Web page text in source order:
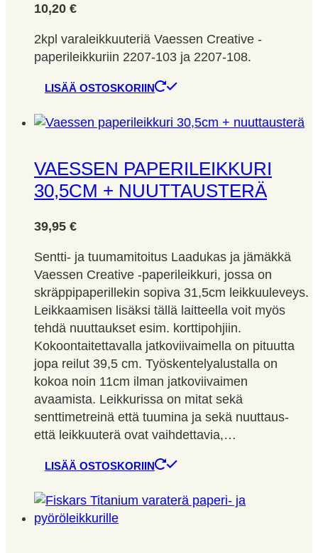
10,20 €
2kpl varaleikkuuteriä Vaessen Creative -
paperileikkuriin 2207-103 ja 2207-108.
LISÄÄ OSTOSKORIIN
VAESSEN PAPERILEIKKURI
30,5CM + NUUTTAUSTERÄ
39,95 €
Sentti- ja tuumamitoitus Laadukas ja jämäkkä
Vaessen Creative -paperileikkuri, jossa on
skräppipaperillekin sopiva 31,5cm leikkuuleveys.
Leikkaamisen lisäksi tällä laitteella voit myös
tehdä nuuttaukset esim. korttipohjiin.
Kokoontaitettavalla jatkoviivaimella on pituutta
jopa reilut 39,5 cm. Työskentelyalustalla on
kokoa noin 11cm ilman jatkoviivaimen
avaamista. Leikkurissa on mitat sekä
senttimetreinä että tuumina ja sekä nuuttaus-
että leikkuuterä ovat vaihdettavia,…
LISÄÄ OSTOSKORIIN